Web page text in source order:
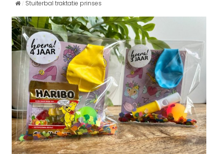
Stuiterbal traktatie prinses